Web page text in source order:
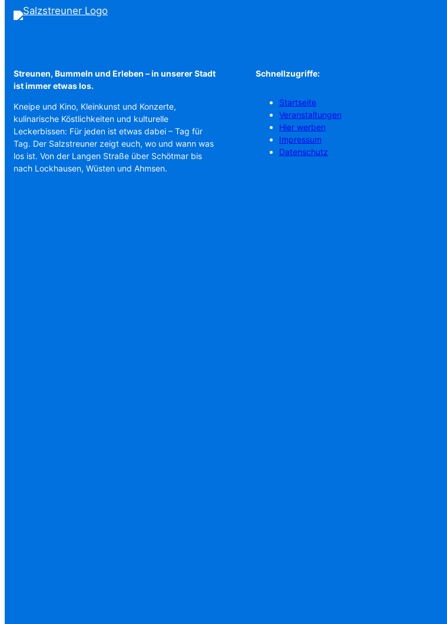
Streunen, Bummeln und Erleben – in unserer Stadt
ist immer etwas los.
Kneipe und Kino, Kleinkunst und Konzerte,
kulinarische Köstlichkeiten und kulturelle
Leckerbissen: Für jeden ist etwas dabei – Tag für
Tag. Der Salzstreuner zeigt euch, wo und wann was
los ist. Von der Langen Straße über Schötmar bis
nach Lockhausen, Wüsten und Ahmsen.
Schnellzugriffe:
Startseite
Veranstaltungen
Hier werben
Impressum
Datenschutz